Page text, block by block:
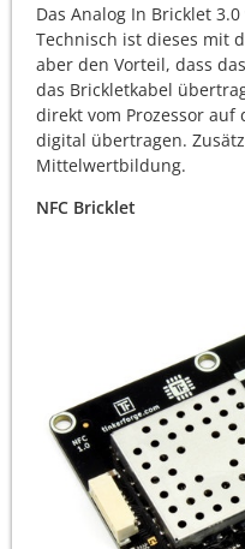
Das Analog In Bricklet
Technisch ist dieses mit
aber den Vorteil, dass
das Brickletkabel
direkt vom Prozessor
digital übertragen.
Mittelwertbildung.
NFC Bricklet